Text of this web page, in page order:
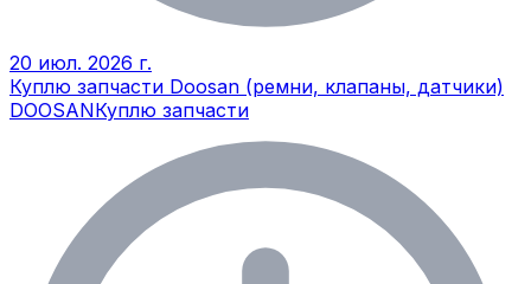
20 июл. 2026 г.
Куплю запчасти Doosan (ремни, клапаны, датчики)
DOOSANКуплю запчасти